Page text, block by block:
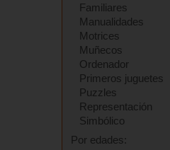
Familiares
Manualidades
Motrices
Muñecos
Ordenador
Primeros juguetes
Puzzles
Representación
Simbólico
Por edades: